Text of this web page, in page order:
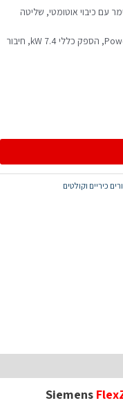
עם כיבוי אוטומטי, שליטה
בטיחות: זיהוי סירים, נעילת מקשים, Power Management, הספק כללי 7.4 kW, חיבור
כיריים וקולטים